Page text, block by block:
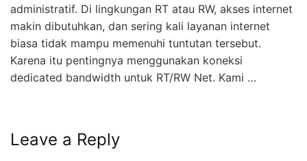
administratif. Di lingkungan RT atau RW, akses internet
makin dibutuhkan, dan sering kali layanan internet
biasa tidak mampu memenuhi tuntutan tersebut.
Karena itu pentingnya menggunakan koneksi
dedicated bandwidth untuk RT/RW Net. Kami …
Leave a Reply